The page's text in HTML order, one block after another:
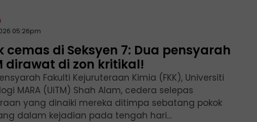
05:26pm
cemas di Seksyen 7: Dua pensyarah
dirawat di zon kritikal!
Fakulti Kejuruteraan Kimia (FKK), Universiti
MARA (UiTM) Shah Alam, cedera selepas
yang dinaiki mereka ditimpa sebatang pokok
dalam kejadian pada tengah hari...